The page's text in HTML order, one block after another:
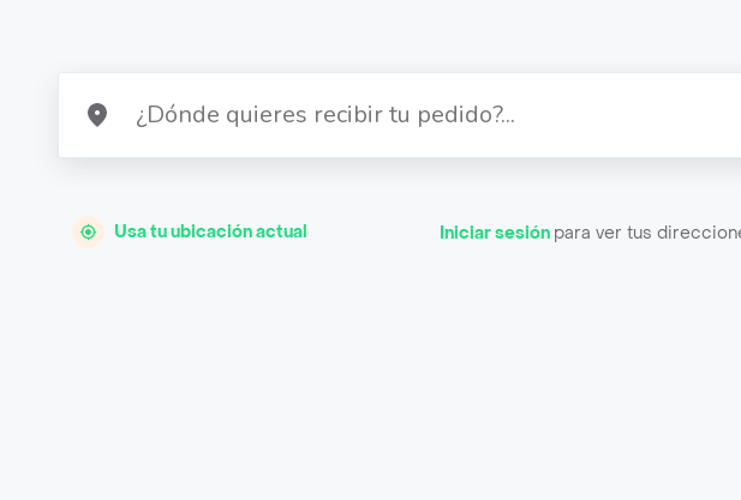
Usa tu ubicación actual Iniciar sesión para ver tus